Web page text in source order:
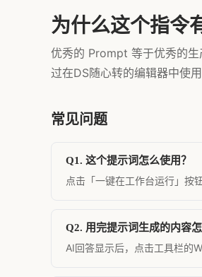
为什么这个指令
优秀的 Prompt 等于优秀的
过在DS随心转的编辑器中使
常见问题
Q1. 这个提示词怎么使用？
点击「一键在工作台运行」按
Q2. 用完提示词生成的内容
AI回答显示后，点击工具栏的